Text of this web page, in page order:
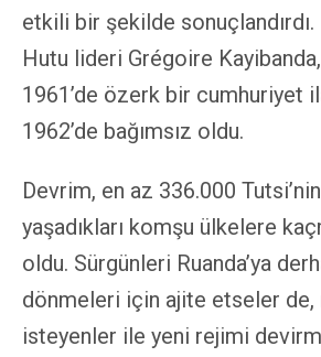
etkili bir şekilde
Hutu lideri Grégoire Kayibanda,
1961’de özerk bir cumhuriyet
1962’de bağımsız oldu.
Devrim, en az 336.000
yaşadıkları komşu ülkelere
oldu. Sürgünleri Ruanda’ya
dönmeleri için ajite etseler de,
isteyenler ile yeni rejimi